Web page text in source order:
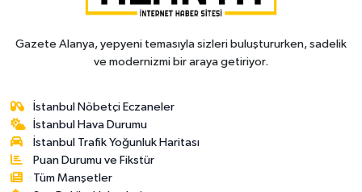
Gazete Alanya, yepyeni temasıyla sizleri buluştururken, sadelik
ve modernizmi bir araya getiriyor.
İstanbul Nöbetçi Eczaneler
İstanbul Hava Durumu
İstanbul Trafik Yoğunluk Haritası
Puan Durumu ve Fikstür
Tüm Manşetler